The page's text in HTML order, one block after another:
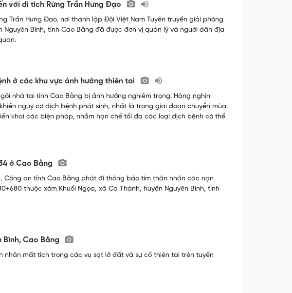
với di tích Rừng Trần Hưng Đạo
Trần Hưng Đạo, nơi thành lập Đội Việt Nam Tuyên truyền giải phóng
Bình, tỉnh Cao Bằng đã được đơn vị quản lý và người dân địa
ở các khu vực ảnh hưởng thiên tai
nhà tại tỉnh Cao Bằng bị ảnh hưởng nghiêm trọng. Hàng nghìn
nguy cơ dịch bệnh phát sinh, nhất là trong giai đoạn chuyển mùa.
khai các biện pháp, nhằm hạn chế tối đa các loại dịch bệnh có thể
ở Cao Bằng
Công an tỉnh Cao Bằng phát đi thông báo tìm thân nhân các nạn
thuộc xóm Khuổi Ngọa, xã Ca Thành, huyện Nguyên Bình, tỉnh
Bình, Cao Bằng
nhân mất tích trong các vụ sạt lở đất và sự cố thiên tai trên tuyến